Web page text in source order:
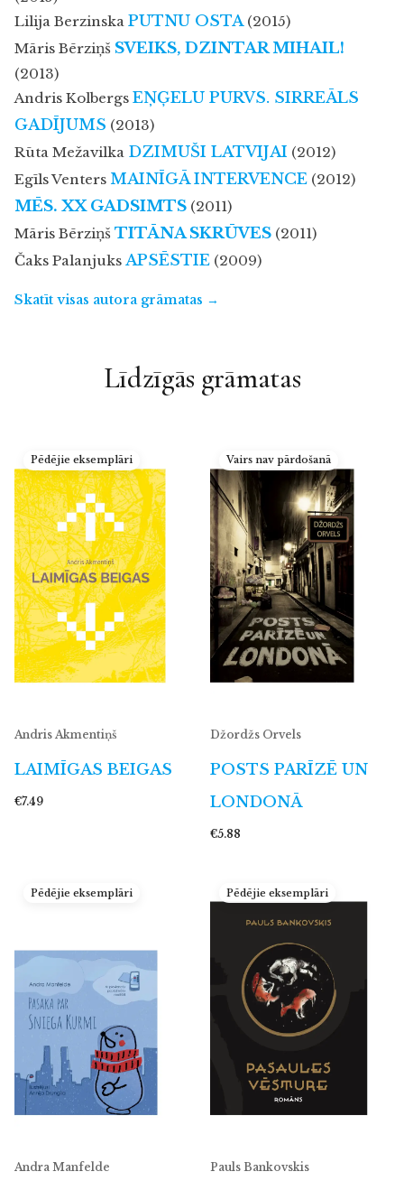
Lilija Berzinska PUTNU OSTA (2015)
Māris Bērziņš SVEIKS, DZINTAR MIHAIL!
(2013)
Andris Kolbergs EŅĢELU PURVS. SIRREĀLS
GADĪJUMS (2013)
Rūta Mežavilka DZIMUŠI LATVIJAI (2012)
Egīls Venters MAINĪGĀ INTERVENCE (2012)
MĒS. XX GADSIMTS (2011)
Māris Bērziņš TITĀNA SKRŪVES (2011)
Čaks Palanjuks APSĒSTIE (2009)
Skatīt visas autora grāmatas →
Līdzīgās grāmatas
Pēdējie eksemplāri
Andris Akmentiņš
LAIMĪGAS BEIGAS
€7.49
Vairs nav pārdošanā
Džordžs Orvels
POSTS PARĪZĒ UN
LONDONĀ
€5.88
Pēdējie eksemplāri
Andra Manfelde
Pēdējie eksemplāri
Pauls Bankovskis